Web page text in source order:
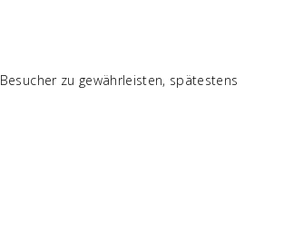
zu gewährleisten, spätestens